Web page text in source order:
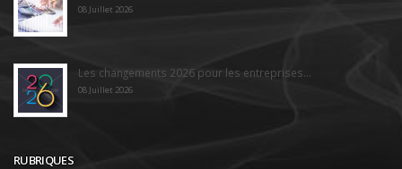
08 Juillet 2026
Les changements 2026 pour les entreprises...
08 Juillet 2026
RUBRIQUES